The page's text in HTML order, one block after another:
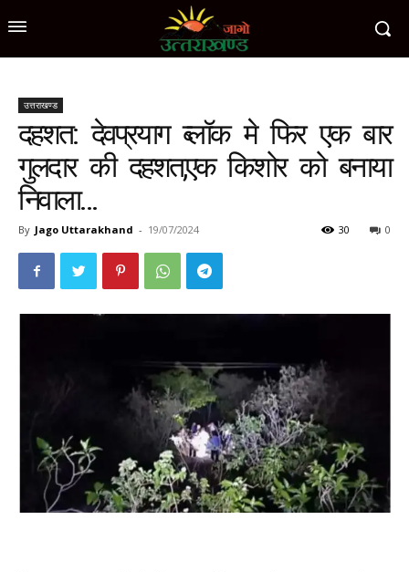
उत्तराखण्ड
दहशत: देवप्रयाग ब्लॉक मे फिर एक बार
गुलदार की दहशत,एक किशोर को बनाया
निवाला…
By Jago Uttarakhand - 19/07/2024 0
30